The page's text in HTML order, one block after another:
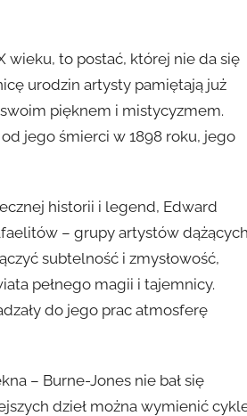
wieku, to postać, której nie da się
urodzin artysty pamiętają już
pięknem i mistycyzmem.
jego śmierci w 1898 roku, jego
historii i legend, Edward
– grupy artystów dążących
subtelność i zmysłowość,
pełnego magii i tajemnicy.
do jego prac atmosferę
– Burne-Jones nie bał się
dzieł można wymienić